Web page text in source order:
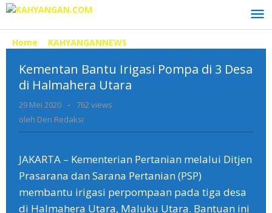
Lewati
konten
Home
KAHYANGANNEWS
Irigasi
Pompa
di
Utara
Kementan Bantu Irigasi Pompa di 3 Desa
di Halmahera Utara
29 Mei 2020
oleh
Den
-
762 views
oleh Den Redaksi
JAKARTA – Kementerian Pertanian melalui Ditjen
Prasarana dan Sarana Pertanian (PSP)
membantu irigasi perpompaan pada tiga desa
di Halmahera Utara, Maluku Utara. Bantuan ini